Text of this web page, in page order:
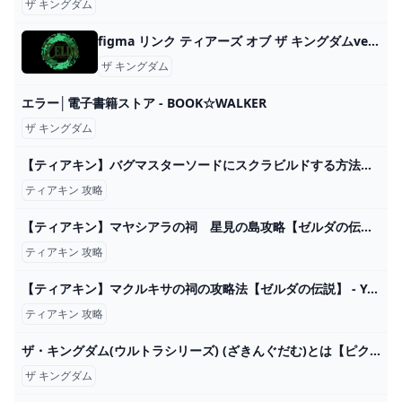
ザ キングダム
figma リンク ティアーズ オブ ザ キングダムver. DXエディション｜グッドスマイルカンパニー公式ショップ
ザ キングダム
エラー│電子書籍ストア - BOOK☆WALKER
ザ キングダム
【ティアキン】バグマスターソードにスクラビルドする方法！耐久値無限の最強武器がヤバいｗｗ【ゼルダの伝説ティアーズオブザキングダム】 - YouTube
ティアキン 攻略
【ティアキン】マヤシアラの祠 星見の島攻略【ゼルダの伝説】 - YouTube
ティアキン 攻略
【ティアキン】マクルキサの祠の攻略法【ゼルダの伝説】 - YouTube
ティアキン 攻略
ザ・キングダム(ウルトラシリーズ) (ざきんぐだむ)とは【ピクシブ百科事典】
ザ キングダム